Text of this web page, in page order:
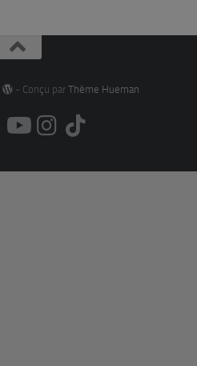
- Conçu par Thème Hueman